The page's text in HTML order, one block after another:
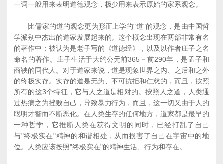
一词一般用来表明道德观念，极少用来表示原始的家系观念。
比儒家的道的观念更为形而上学的"道"的观念，是由中国哲
学派别中杰出的道家发展起来的。这个概念出现在两部非常有名
的著作中：被认为是老子写的《道德经》，以及以作者庄子之名
命名的著作。庄子生活于大约公元前365－前290年，是孟子和
商鞅的同代人。对于道家来说，道是现象世界之内、之后和之外
的终极实存。实存的道是无为、不可抗拒和仁慈的，而且，按照
所有的这3个特征，它与人之道是相对的。按照人之道，人类通
过热病之为挫败自己，导致暴力行为，而且，这一切又由于人的
聪明才智而不断恶化。在人类生存的任何地方，道家都是最早的
一种哲学，它推断人类在获得文明的同时，已经打乱了自己
与"终极实在"精神的和谐相处，从而损害了自己在宇宙中的地
位。人类应该按照"终极实在"的精神生活、行为和存在。